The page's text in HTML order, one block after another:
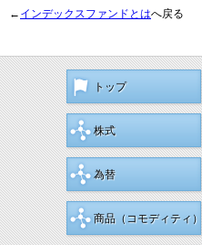
← インデックスファンドとはへ戻る
トップ
株式
為替
商品（コモディティ）